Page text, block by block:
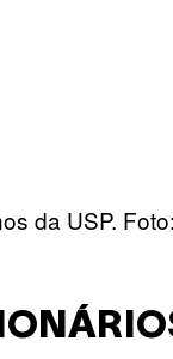
da USP.